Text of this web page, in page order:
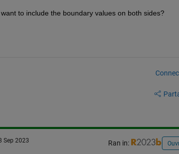
to include the boundary values on both sides?
Sep 2023 Ran in: